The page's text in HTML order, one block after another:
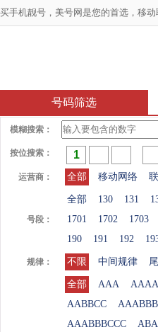
买手机靓号，美号网是您的首选，移
号码筛选
模糊搜索：
按位搜索：
运营商： 全部 移动网络
号段：
全部 130 131
1701
1702 1703
190
191 192
规律： 不限 中间规律
全部 AAA AAAA
AABBCC
AAABBB
AAABBBCCC